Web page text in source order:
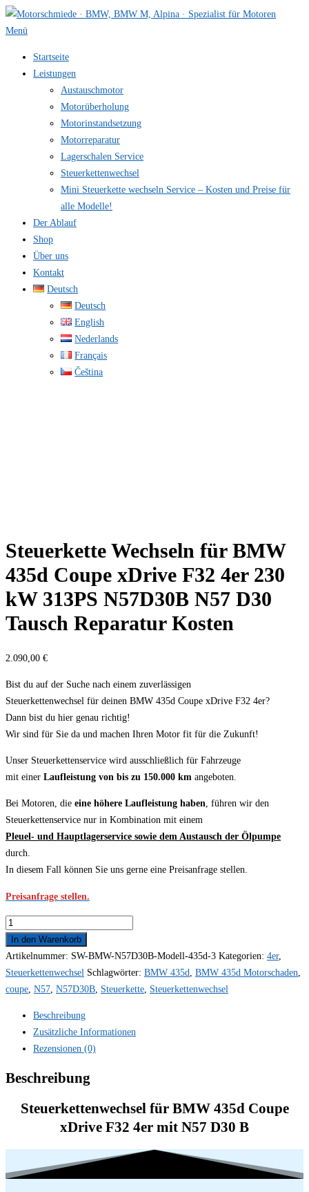
Zum
Inhalt
Menü
Startseite
Leistungen
Austauschmotor
Motorüberholung
Motorinstandsetzung
Motorreparatur
Lagerschalen Service
Steuerkettenwechsel
Mini Steuer­kette wechseln Service – Kosten und Preise für
alle Modelle!
Der Ablauf
Shop
Über uns
Kontakt
Deutsch
Deutsch
English
Nederlands
Français
Čeština
Steuerkette Wechseln für BMW
435d Coupe xDrive F32 4er 230
kW 313PS N57D30B N57 D30
Tausch Reparatur Kosten
2.090,00 €
Bist du auf der Suche nach einem zuverlässigen
Steuerkettenwechsel für deinen BMW 435d Coupe xDrive F32 4er?
Dann bist du hier genau richtig!
Wir sind für Sie da und machen Ihren Motor fit für die Zukunft!
Unser Steuerkettenservice wird ausschließlich für Fahrzeuge
mit einer Laufleistung von bis zu 150.000 km angeboten.
Bei Motoren, die eine höhere Laufleistung haben, führen wir den
Steuerkettenservice nur in Kombination mit einem
Pleuel- und Hauptlagerservice sowie dem Austausch der Ölpumpe
durch.
In diesem Fall können Sie uns gerne eine Preisanfrage stellen.
Preisanfrage stellen.
Steuerkette
Wechseln
für
BMW
435d
230
313PS
Tausch
In den Warenkorb
Artikelnummer: SW-BMW-N57D30B-Modell-435d-3 Kategorien: 4er,
Steuerkettenwechsel Schlagwörter: BMW 435d BMW 435d Motorschaden
coupe N57 N57D30B Steuerkette Steuerkettenwechsel
Beschreibung
Zusätzliche Informationen
Rezensionen (0)
Beschreibung
Steuerkettenwechsel für BMW 435d Coupe
xDrive F32 4er mit N57 D30 B